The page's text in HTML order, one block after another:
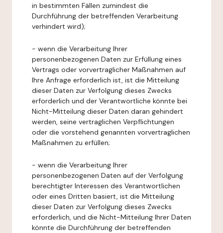
in bestimmten Fällen zumindest die
Durchführung der betreffenden Verarbeitung
verhindert wird);
- wenn die Verarbeitung Ihrer
personenbezogenen Daten zur Erfüllung eines
Vertrags oder vorvertraglicher Maßnahmen auf
Ihre Anfrage erforderlich ist, ist die Mitteilung
dieser Daten zur Verfolgung dieses Zwecks
erforderlich und der Verantwortliche könnte bei
Nicht-Mitteilung dieser Daten daran gehindert
werden, seine vertraglichen Verpflichtungen
oder die vorstehend genannten vorvertraglichen
Maßnahmen zu erfüllen;
- wenn die Verarbeitung Ihrer
personenbezogenen Daten auf der Verfolgung
berechtigter Interessen des Verantwortlichen
oder eines Dritten basiert, ist die Mitteilung
dieser Daten zur Verfolgung dieses Zwecks
erforderlich, und die Nicht-Mitteilung Ihrer Daten
könnte die Durchführung der betreffenden